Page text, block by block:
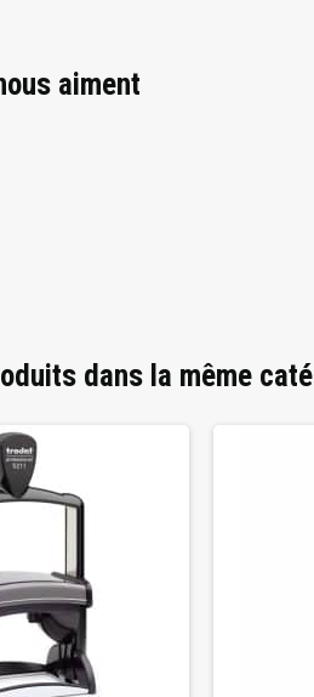
aiment
dans la même